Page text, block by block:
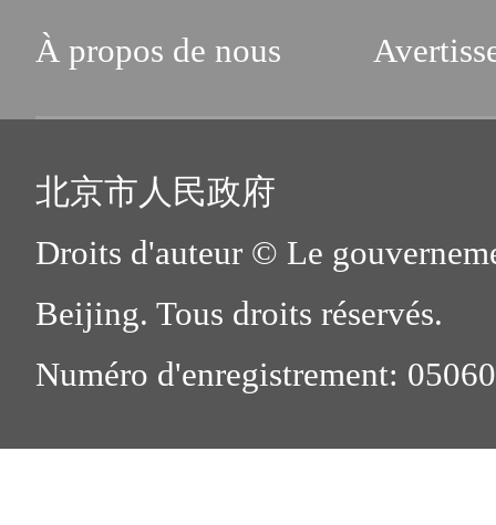
À propos de nous
北京市人民政府
Droits d'auteur © Le
Beijing. Tous droits réservés.
Numéro d'enregistrement: